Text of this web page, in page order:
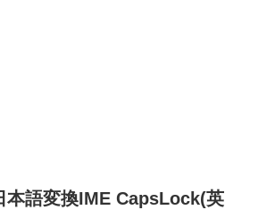
語変換IME CapsLock(英